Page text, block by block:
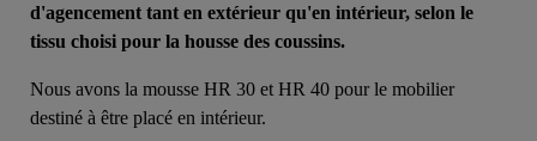
d'agencement tant en extérieur qu'en intérieur, selon le
tissu choisi pour la housse des coussins.
Nous avons la mousse HR 30 et HR 40 pour le mobilier
destiné à être placé en intérieur.